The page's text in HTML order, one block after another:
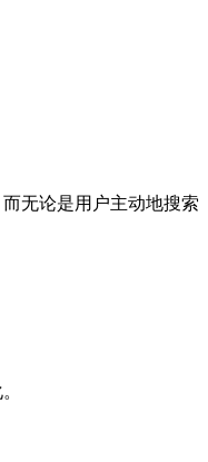
无论是用户主动地搜索